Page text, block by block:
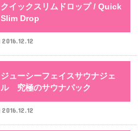
クイックスリムドロップ / Quick
Slim Drop
2016.12.12
ジューシーフェイスサウナジェ
ル 究極のサウナパック
2016.12.12